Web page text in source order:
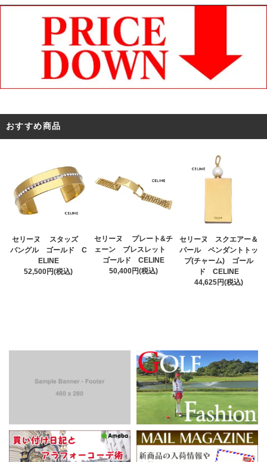
おすすめ商品
セリーヌ スタッズ
バングル ゴールド C
ELINE
52,500円(税込)
セリーヌ プレート&チ
ェーン ブレスレット
ゴールド CELINE
50,400円(税込)
セリーヌ スクエアー＆
パール ペンダントトッ
プ(チャーム) ゴール
ド CELINE
44,625円(税込)